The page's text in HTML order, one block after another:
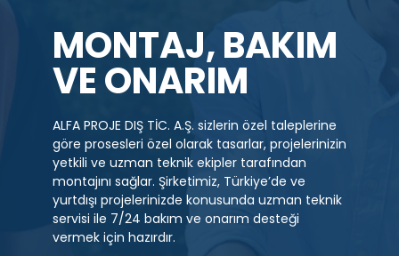
MONTAJ, BAKIM
VE ONARIM
ALFA PROJE DIŞ TİC. A.Ş. sizlerin özel taleplerine
göre prosesleri özel olarak tasarlar, projelerinizin
yetkili ve uzman teknik ekipler tarafından
montajını sağlar. Şirketimiz, Türkiye’de ve
yurtdışı projelerinizde konusunda uzman teknik
servisi ile 7/24 bakım ve onarım desteği
vermek için hazırdır.